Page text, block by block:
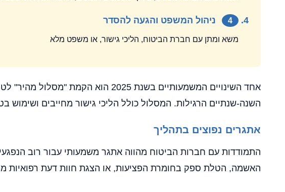
4 ניהול המשפט והגעה להסדר
משא ומתן עם חברת הביטוח, הליכי גישור, או משפט מלא
השנה-שנתיים הרגילות. המסלול כולל הליכי גישור מחייבים ושימוש
אתגרים נפוצים בתהליך
התמודדות עם חברות הביטוח מהווה אתגר משמעותי עבור רוב
האשמה, הטלת ספק בחומרת הפציעות, או הצגת חוות דעת רפואיות